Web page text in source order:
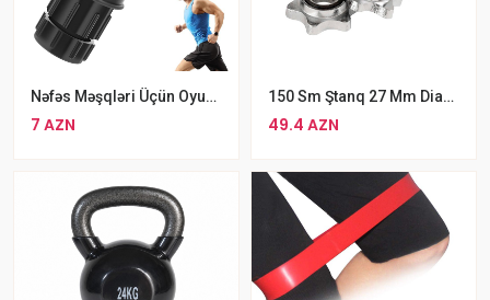
Nəfəs Məşqləri Üçün Oyun-Trenajoru
7 AZN
150 Sm Ştanq 27 Mm Diametrli Qrift
49.4 AZN